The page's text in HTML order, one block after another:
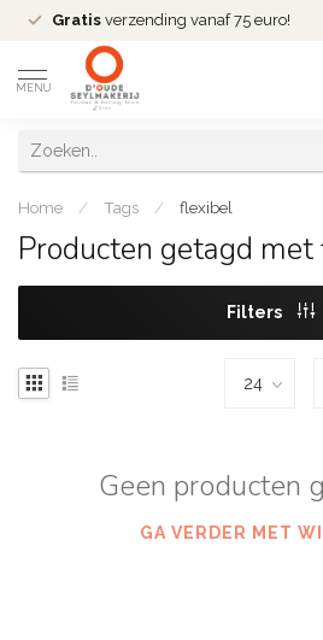
Gratis verzending vanaf 75 euro!
MENU
Home / Tags / flexibel
Producten getagd
Filters
Geen producten
GA VERDER MET